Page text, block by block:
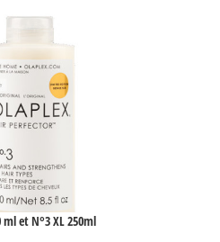
ml et N°3 XL 250ml